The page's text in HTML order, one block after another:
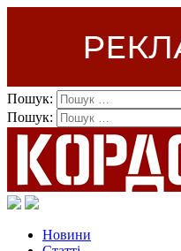
Пошук:
Пошук:
Новини